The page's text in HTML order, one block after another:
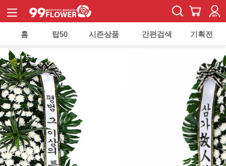
홈 탑50 시즌상품 간편검색 기획전